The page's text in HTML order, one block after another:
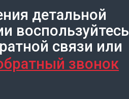
сайта на Тильде Leto.Website
детальной
воспользуйтесь
связи или
звонок